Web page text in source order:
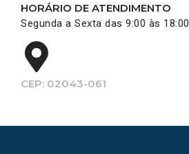
HORÁRIO DE ATENDIMENTO
Segunda a Sexta das 9:00 às 18:00
CEP: 02043-061